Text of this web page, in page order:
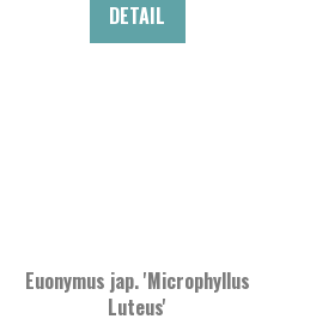
DETAIL
Euonymus jap. 'Microphyllus
Luteus'